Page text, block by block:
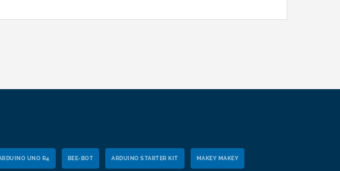
UNO R4 BEE-BOT ARDUINO STARTER KIT MAKEY MAKEY